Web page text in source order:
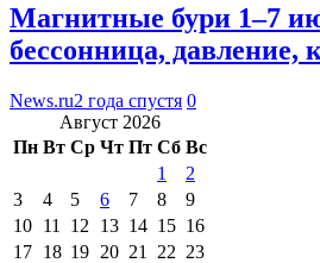
Магнитные бури 1–7
бессонница, давление,
News.ru2 года спустя 0
Август 2026
Пн Вт Ср Чт Пт Сб Вс
1
2
3
4 5 6 7 8
9
10 11 12 13 14 15 16
17 18 19 20 21 22 23